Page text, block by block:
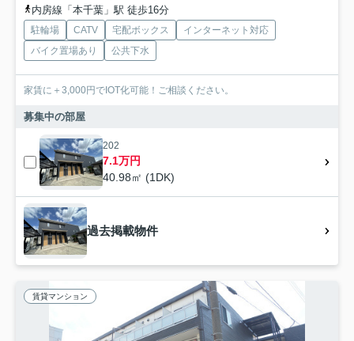
内房線「本千葉」駅 徒歩16分
駐輪場 CATV 宅配ボックス
インターネット対応
バイク置場あり
公共下水
家賃に＋3,000円でIOT化可能！ご相談ください。
募集中の部屋
202
7.1万円
40.98㎡ (1DK)
過去掲載物件
賃貸マンション